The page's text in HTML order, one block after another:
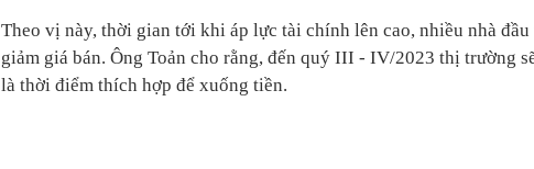
Theo vị này, thời gian tới khi áp lực tài chính lên cao, nhiều nhà
giảm giá bán. Ông Toản cho rằng, đến quý III - IV/2023 thị trường
là thời điểm thích hợp để xuống tiền.